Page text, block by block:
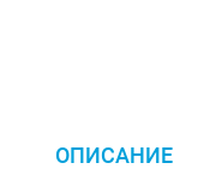
ОПИСАНИЕ